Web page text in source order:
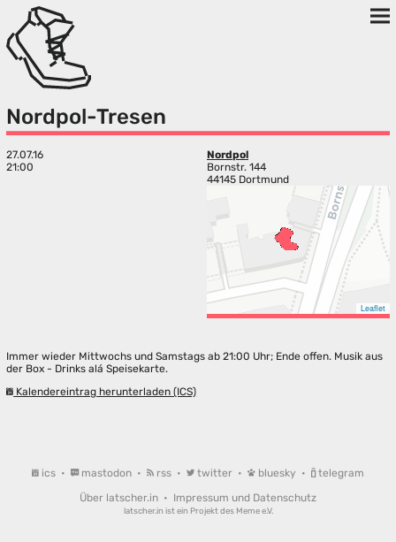
Nordpol-Tresen
27.07.16
21:00
Nordpol
Bornstr. 144
44145 Dortmund
Leaflet
Immer wieder Mittwochs und Samstags ab 21:00 Uhr; Ende offen. Musik aus
der Box - Drinks alá Speisekarte.
Kalendereintrag herunterladen (ICS)
ics • mastodon • rss • twitter • bluesky •
telegram
Über latscher.in • Impressum und Datenschutz
latscher.in ist ein Projekt des Meme e.V.